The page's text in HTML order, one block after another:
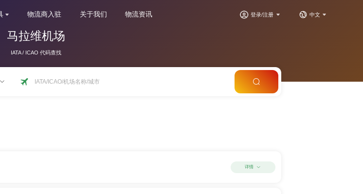
物流商入驻 关于我们 物流资讯 登录/注册 中文
马拉维机场
IATA / ICAO 代码查找
详情